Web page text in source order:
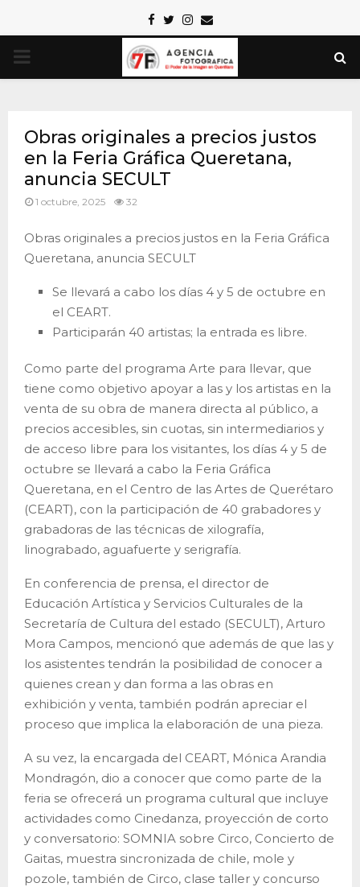
Facebook
TwitterInstagram
Email
PRIMARY
Obras originales a precios justos
en la Feria Gráfica Queretana,
anuncia SECULT
1 octubre, 2025 32
Obras originales a precios justos en la Feria Gráfica
Queretana, anuncia SECULT
Se llevará a cabo los días 4 y 5 de octubre en
el CEART.
Participarán 40 artistas; la entrada es libre.
Como parte del programa Arte para llevar, que
tiene como objetivo apoyar a las y los artistas en la
venta de su obra de manera directa al público, a
precios accesibles, sin cuotas, sin intermediarios y
de acceso libre para los visitantes, los días 4 y 5 de
octubre se llevará a cabo la Feria Gráfica
Queretana, en el Centro de las Artes de Querétaro
(CEART), con la participación de 40 grabadores y
grabadoras de las técnicas de xilografía,
linograbado, aguafuerte y serigrafía.
En conferencia de prensa, el director de
Educación Artística y Servicios Culturales de la
Secretaría de Cultura del estado (SECULT), Arturo
Mora Campos, mencionó que además de que las y
los asistentes tendrán la posibilidad de conocer a
quienes crean y dan forma a las obras en
exhibición y venta, también podrán apreciar el
proceso que implica la elaboración de una pieza.
A su vez, la encargada del CEART, Mónica Arandia
Mondragón, dio a conocer que como parte de la
feria se ofrecerá un programa cultural que incluye
actividades como Cinedanza, proyección de corto
y conversatorio: SOMNIA sobre Circo, Concierto de
Gaitas, muestra sincronizada de chile, mole y
pozole, también de Circo, clase taller y concurso